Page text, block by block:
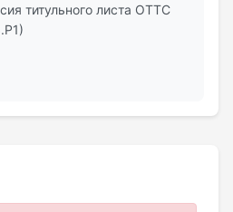
титульного листа ОТТС